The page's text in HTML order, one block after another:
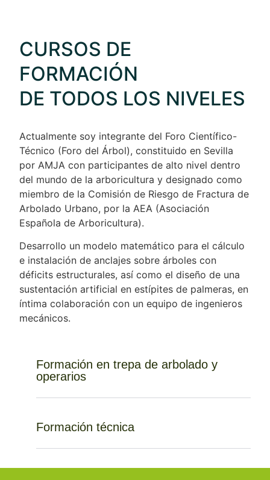
CURSOS DE
FORMACIÓN
DE TODOS LOS NIVELES
Actualmente soy integrante del Foro Científico-
Técnico (Foro del Árbol), constituido en Sevilla
por AMJA con participantes de alto nivel dentro
del mundo de la arboricultura y designado como
miembro de la Comisión de Riesgo de Fractura de
Arbolado Urbano, por la AEA (Asociación
Española de Arboricultura).
Desarrollo un modelo matemático para el cálculo
e instalación de anclajes sobre árboles con
déficits estructurales, así como el diseño de una
sustentación artificial en estípites de palmeras, en
íntima colaboración con un equipo de ingenieros
mecánicos.
Formación en trepa de arbolado y
operarios
Formación técnica